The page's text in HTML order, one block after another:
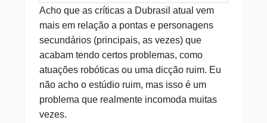
Acho que as críticas a Dubrasil atual vem
mais em relação a pontas e personagens
secundários (principais, as vezes) que
acabam tendo certos problemas, como
atuações robóticas ou uma dicção ruim. Eu
não acho o estúdio ruim, mas isso é um
problema que realmente incomoda muitas
vezes.